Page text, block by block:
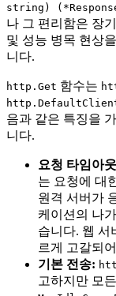
string)
나 그 편리함은 장
및 성능 병목 현상
니다.
http.Get 함수는
음과 같은 특징을
니다.
요청 타임아
는 요청에 대
원격 서버가
케이션의 나
습니다. 웹 서
르게 고갈되
기본 전송:
고하지만 모